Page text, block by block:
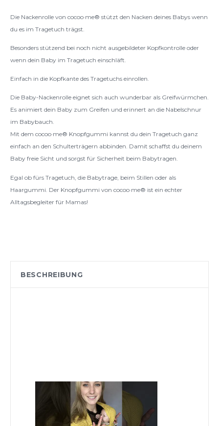
Die Nackenrolle von cocoo·me® stützt den Nacken deines Babys wenn
du es im Tragetuch trägst.
Besonders stützend bei noch nicht ausgebildeter Kopfkontrolle oder
wenn dein Baby im Tragetuch einschläft.
Einfach in die Kopfkante des Tragetuchs einrollen.
Die Baby-Nackenrolle eignet sich auch wunderbar als Greifwürmchen.
Es animiert dein Baby zum Greifen und erinnert an die Nabelschnur
im Babybauch.
Mit dem cocoo·me® Knopfgummi kannst du dein Tragetuch ganz
einfach an den Schulterträgern abbinden. Damit schaffst du deinem
Baby freie Sicht und sorgst für Sicherheit beim Babytragen.
Egal ob fürs Tragetuch, die Babytrage, beim Stillen oder als
Haargummi. Der Knopfgummi von cocoo·me® ist ein echter
Alltagsbegleiter für Mamas!
BESCHREIBUNG